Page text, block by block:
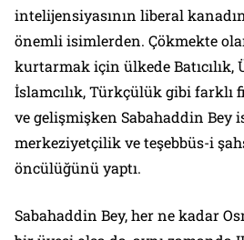
intelijensiyasının liberal
önemli isimlerden. Çökmekte
kurtarmak için ülkede Batıcılık,
İslamcılık, Türkçülük gibi farklı
ve gelişmişken Sabahaddin Bey
merkeziyetçilik ve teşebbüs-i
öncülüğünü yaptı.
Sabahaddin Bey, her ne kadar